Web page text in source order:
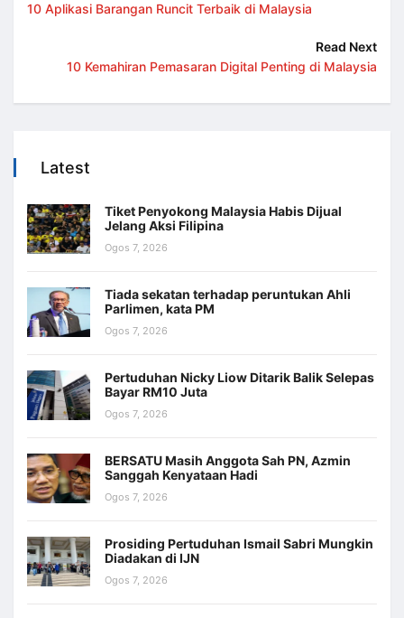
10 Aplikasi Barangan Runcit Terbaik di Malaysia
Read Next
10 Kemahiran Pemasaran Digital Penting di Malaysia
Latest
Tiket Penyokong Malaysia Habis Dijual
Jelang Aksi Filipina
Ogos 7, 2026
Tiada sekatan terhadap peruntukan Ahli
Parlimen, kata PM
Ogos 7, 2026
Pertuduhan Nicky Liow Ditarik Balik Selepas
Bayar RM10 Juta
Ogos 7, 2026
BERSATU Masih Anggota Sah PN, Azmin
Sanggah Kenyataan Hadi
Ogos 7, 2026
Prosiding Pertuduhan Ismail Sabri Mungkin
Diadakan di IJN
Ogos 7, 2026